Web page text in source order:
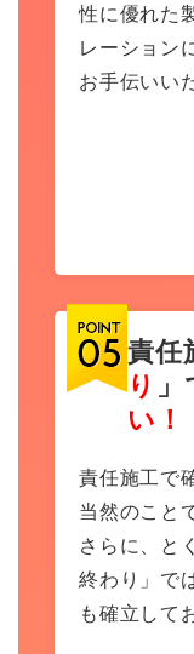
性に優れた
レーション
お手伝いい
責任
り
い！
責任施工で
当然のこと
さらに、と
終わり」で
も確立して